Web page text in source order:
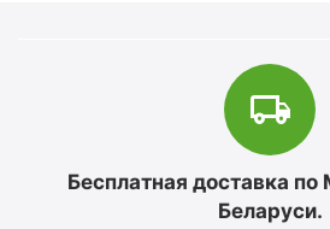
Бесплатная доставка по
Беларуси.